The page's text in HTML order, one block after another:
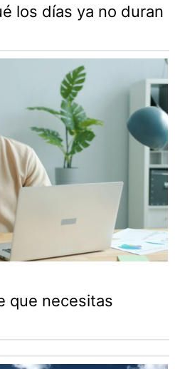
los días ya no duran
que necesitas